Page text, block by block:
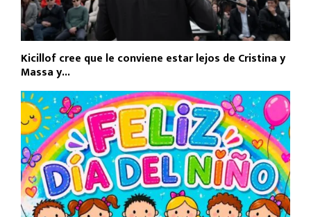
Kicillof cree que le conviene estar lejos de Cristina y
Massa y...